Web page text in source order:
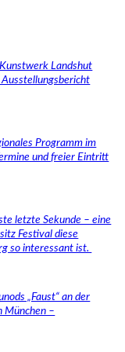
Landshut
Ausstellungsbericht
Programm im
und freier Eintritt
letzte Sekunde – eine
Festival diese
so interessant ist.
„Faust“ an der
München –